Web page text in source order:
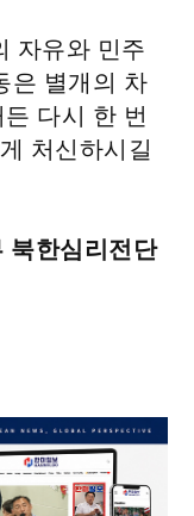
자유와 민주
은 별개의 차
다시 한 번
처신하시길
북한심리전단